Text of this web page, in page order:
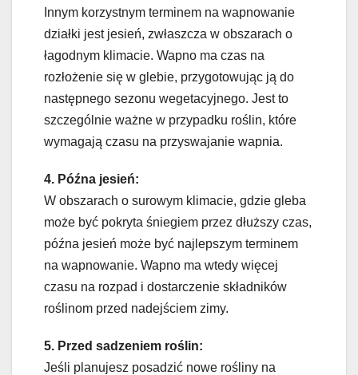
Innym korzystnym terminem na wapnowanie
działki jest jesień, zwłaszcza w obszarach o
łagodnym klimacie. Wapno ma czas na
rozłożenie się w glebie, przygotowując ją do
następnego sezonu wegetacyjnego. Jest to
szczególnie ważne w przypadku roślin, które
wymagają czasu na przyswajanie wapnia.
4. Późna jesień:
W obszarach o surowym klimacie, gdzie gleba
może być pokryta śniegiem przez dłuższy czas,
późna jesień może być najlepszym terminem
na wapnowanie. Wapno ma wtedy więcej
czasu na rozpad i dostarczenie składników
roślinom przed nadejściem zimy.
5. Przed sadzeniem roślin:
Jeśli planujesz posadzić nowe rośliny na